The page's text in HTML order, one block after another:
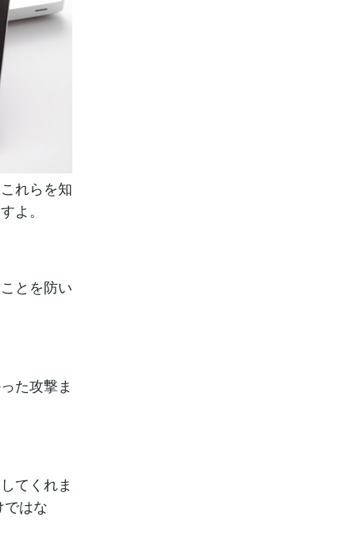
れらを知
よ。
とを防い
た攻撃ま
てくれま
はな